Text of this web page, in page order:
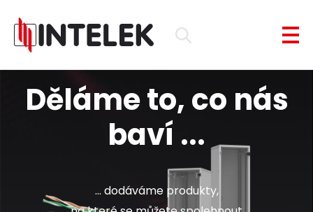
Děláme to, co nás
baví ...
... dodáváme produkty,